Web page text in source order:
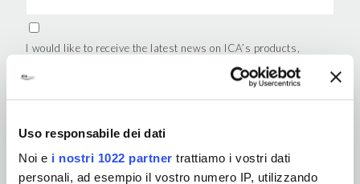
Uso responsabile dei dati
Noi e i nostri 1022 partner trattiamo i vostri dati
personali, ad esempio il vostro numero IP, utilizzando
I would like to receive the latest news on ICA’s products,
I accept the terms of the privacy regulations
SEND